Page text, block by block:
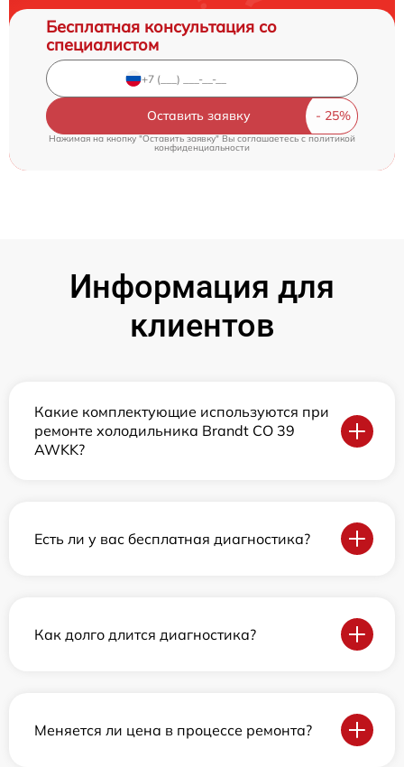
Бесплатная консультация со
специалистом
Оставить заявку
Нажимая на кнопку "Оставить заявку" Вы соглашаетесь cполитикой
конфиденциальности
Информация для
клиентов
Какие комплектующие используются при
ремонте холодильника Brandt CO 39
AWKK?
Есть ли у вас бесплатная диагностика?
Как долго длится диагностика?
Меняется ли цена в процессе ремонта?